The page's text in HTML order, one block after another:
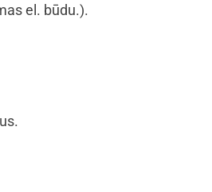
el. būdu.).